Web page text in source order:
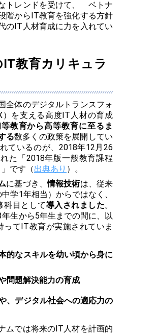
トレンドを受けて、 ベトナ
階からIT教育を強化する方針
のIT人材育成に力を入れてい
教育カリキュラ
全体のデジタルトランスフォ
）を支える高度IT人材の育成
教育から高等教育に至るま
る数多くの政策を展開してい
ているのが、2018年12月26
た「2018年版一般教育課程
」です（出典あり ）。
に基づき、情報技術は、従来
学1年相当）からではなく、
科目として導入されました。
生から5年生までの間に、以
ってIT教育が実施されていま
的なスキルを幼い頃から身に
問題解決能力の育成
、デジタル社会への適応力の
ムでは将来のIT人材を計画的